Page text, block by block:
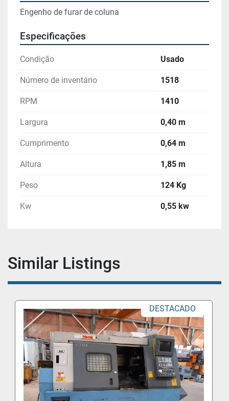
Engenho de furar de coluna
Especificações
Condição Usado
Número de inventário 1518
RPM 1410
Largura 0,40 m
Cumprimento 0,64 m
Altura 1,85 m
Peso 124 Kg
Kw 0,55 kw
Similar Listings
DESTACADO